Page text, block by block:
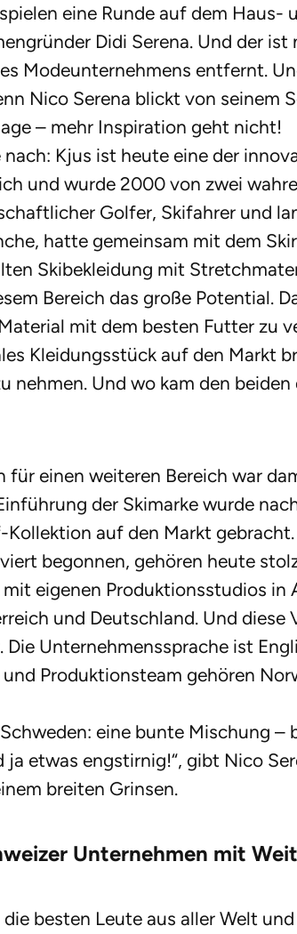
eine Runde auf dem Haus-
Didi Serena. Und der ist
Modeunternehmens entfernt.
Nico Serena blickt von seinem
– mehr Inspiration geht nicht!
nach: Kjus ist heute eine der
und wurde 2000 von zwei
Golfer, Skifahrer und
hatte gemeinsam mit dem
Skibekleidung mit
Bereich das große Potential.
mit dem besten Futter zu
Kleidungsstück auf den Markt
nehmen. Und wo kam den
für einen weiteren Bereich war
der Skimarke wurde
Kollektion auf den Markt
begonnen, gehören heute
eigenen Produktionsstudios in
und Deutschland. Und
Die Unternehmenssprache ist
Produk­tionsteam gehören
eine bunte Mischung –
ja etwas engstirnig!“, gibt Nico
breiten Grinsen.
Unternehmen mit
die besten Leute aus aller Welt